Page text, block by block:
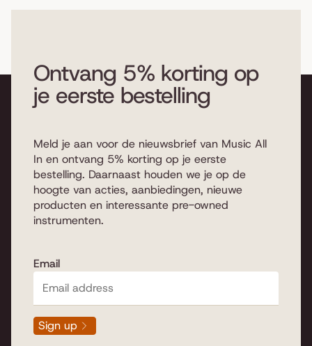
Ontvang 5% korting op
je eerste bestelling
Meld je aan voor de nieuwsbrief van Music All
In en ontvang 5% korting op je eerste
bestelling. Daarnaast houden we je op de
hoogte van acties, aanbiedingen, nieuwe
producten en interessante pre-owned
instrumenten.
Email
Sign up